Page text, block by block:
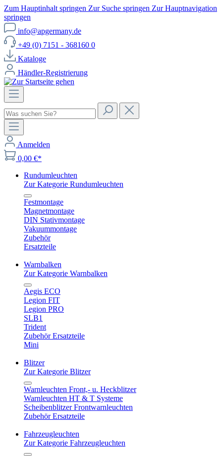
Zum Hauptinhalt springen Zur Suche springen Zur Hauptnavigation
springen
info@apgermany.de
+49 (0) 7151 - 368160 0
Kataloge
Händler-Registrierung
Anmelden
0,00 €*
Rundumleuchten
Zur Kategorie Rundumleuchten
Festmontage
Magnetmontage
DIN Stativmontage
Vakuummontage
Zubehör
Ersatzteile
Warnbalken
Zur Kategorie Warnbalken
Aegis ECO
Legion FIT
Legion PRO
SLB1
Trident
Zubehör Ersatzteile
Mini
Blitzer
Zur Kategorie Blitzer
Warnleuchten Front,- u. Heckblitzer
Warnleuchten HT & T Systeme
Scheibenblitzer Frontwarnleuchten
Zubehör Ersatzteile
Fahrzeugleuchten
Zur Kategorie Fahrzeugleuchten